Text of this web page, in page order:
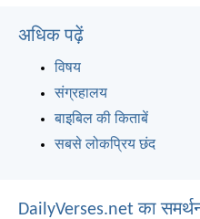
अधिक पढ़ें
विषय
संग्रहालय
बाइबिल की किताबें
सबसे लोकप्रिय छंद
DailyVerses.net का